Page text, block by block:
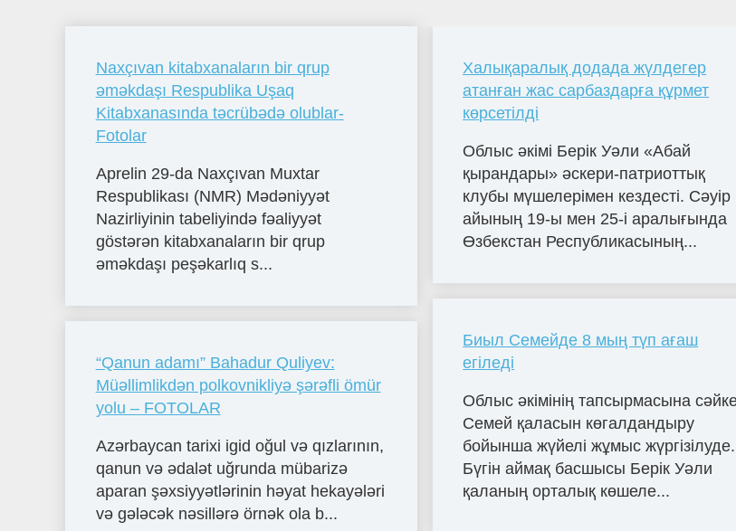
Naxçıvan kitabxanaların bir qrup
əməkdaşı Respublika Uşaq
Kitabxanasında təcrübədə olublar-
Fotolar
Aprelin 29-da Naxçıvan Muxtar
Respublikası (NMR) Mədəniyyət
Nazirliyinin tabeliyində fəaliyyət
göstərən kitabxanaların bir qrup
əməkdaşı peşəkarlıq s...
“Qanun adamı” Bahadur Quliyev:
Müəllimlikdən polkovnikliyə şərəfli ömür
yolu – FOTOLAR
Azərbaycan tarixi igid oğul və qızlarının,
qanun və ədalət uğrunda mübarizə
aparan şəxsiyyətlərinin həyat hekayələri
və gələcək nəsillərə örnək ola b...
Халықаралық додада жүлдегер
атанған жас сарбаздарға құрмет
көрсетілді
Облыс әкімі Берік Уәли «Абай
қырандары» әскери-патриоттық
клубы мүшелерімен кездесті. Сәуір
айының 19-ы мен 25-і аралығында
Өзбекстан Республикасының...
Биыл Семейде 8 мың түп ағаш
егіледі
Облыс әкімінің тапсырмасына
Семей қаласын көгалдандыру
бойынша жүйелі жұмыс жүргізілуде.
Бүгін аймақ басшысы Берік Уәли
қаланың орталық көшеле...